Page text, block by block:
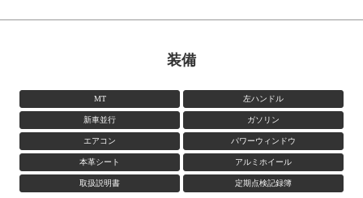
装備
MT 左ハンドル
新車並行 ガソリン
エアコン パワーウィンドウ
本革シート アルミホイール
取扱説明書 定期点検記録簿